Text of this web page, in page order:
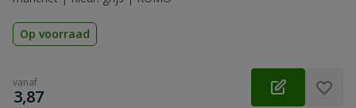
Op voorraad
vanaf
€
3,87